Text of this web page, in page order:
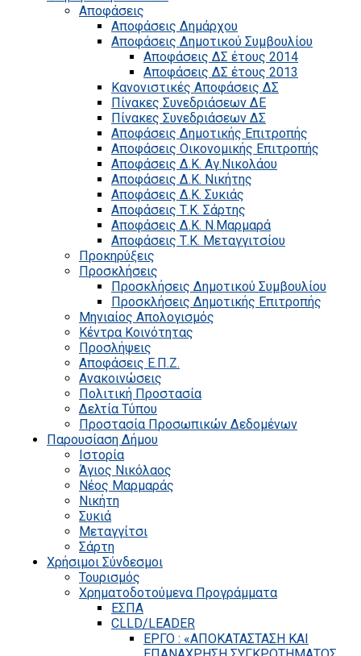
Αποφάσεις
Αποφάσεις Δημάρχου
Αποφάσεις Δημοτικού Συμβουλίου
Αποφάσεις ΔΣ έτους 2014
Αποφάσεις ΔΣ έτους 2013
Κανονιστικές Αποφάσεις ΔΣ
Πίνακες Συνεδριάσεων ΔΕ
Πίνακες Συνεδριάσεων ΔΣ
Αποφάσεις Δημοτικής Επιτροπής
Αποφάσεις Οικονομικής Επιτροπής
Αποφάσεις Δ.Κ. Αγ.Νικολάου
Αποφάσεις Δ.Κ. Νικήτης
Αποφάσεις Δ.Κ. Συκιάς
Αποφάσεις Τ.Κ. Σάρτης
Αποφάσεις Δ.Κ. Ν.Μαρμαρά
Αποφάσεις Τ.Κ. Μεταγγιτσίου
Προκηρύξεις
Προσκλήσεις
Προσκλήσεις Δημοτικού Συμβουλίου
Προσκλήσεις Δημοτικής Επιτροπής
Μηνιαίος Απολογισμός
Κέντρα Κοινότητας
Προσλήψεις
Αποφάσεις Ε.Π.Ζ.
Ανακοινώσεις
Πολιτική Προστασία
Δελτία Τύπου
Προστασία Προσωπικών Δεδομένων
Παρουσίαση Δήμου
Ιστορία
Άγιος Νικόλαος
Νέος Μαρμαράς
Νικήτη
Συκιά
Μεταγγίτσι
Σάρτη
Χρήσιμοι Σύνδεσμοι
Τουρισμός
Χρηματοδοτούμενα Προγράμματα
ΕΣΠΑ
CLLD/LEADER
ΕΡΓΟ : «ΑΠΟΚΑΤΑΣΤΑΣΗ ΚΑΙ